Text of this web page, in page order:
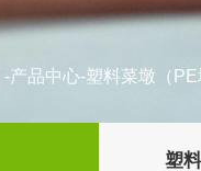
-产品中心-塑料菜墩（
塑